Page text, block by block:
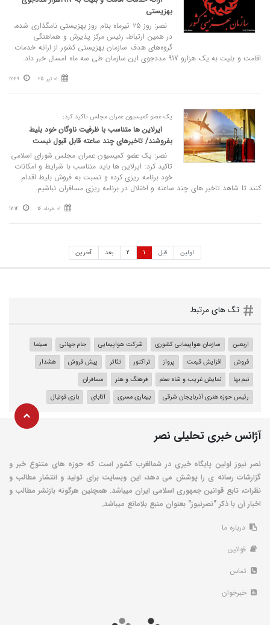
بهزیستی
نصر: روز ۲۵ تیرماه بنام روز بهزیستی نامگذاری شده،
در همین ارتباط، رئیس مرکز پذیرش و هماهنگی
گروه‌های هدف سازمان بهزیستی کشور از ارائه خدمات
اقامت و بلیت به یک هزارو 917 مددجوی این سازمان طی سه ماه امسال خبر داد.
01 تیر 25 12:49
یک عضو کمیسیون عمران مجلس تاکید کرد:
ایرلاین ها متناسب با ظرفیت ناوگان خود بلیط
بفروشند/ تاخیرهای چند ساعته قابل قبول نیست
نصر: یک عضو کمیسیون عمران مجلس شورای اسلامی
تاکید کرد: ایرلاین ها باید متناسب با شرایط و امکانات
خود برنامه ریزی کرده و نسبت به فروش بلیط اقدام
کنند تا شاهد تاخیر های چند ساعته و اختلال در برنامه ریزی مسافران نباشیم.
01 خرداد 16 17:14
اولین قبل 1
2 بعد آخرین
تگ های مرتبط
اربعین سازمان هواپیمایی کشوری شرکت هواپیمایی جام جهانی
سینما
فروش
افزایش قیمت پرواز تراکتور تئاتر پیش فروش
هشدار
نیم بها
نمایش غریب و شاه صنم فرهنگ و هنر
مسافران
رئیس حوزه هنری آذربایجان شرقی
بیماری مسری آتابای بازی فوتبال
آژانس خبری تحلیلی نصر
نصر نیوز اولین پایگاه خبری در شمالغرب کشور است که حوزه های متنوع خبر و
گزارشات رسانه ی را پوشش می دهد، این وبسایت برای تولید و انتشار مطالب و
نظرات، تابع قوانین جمهوری اسلامی ایران میباشد. همچنین هرگونه بازنشر مطالب و
اخبار آن با ذکر "نصرنیوز" بعنوان منبع بلامانع میباشد.
درباره ما
قوانین
تماس
خبرخوان